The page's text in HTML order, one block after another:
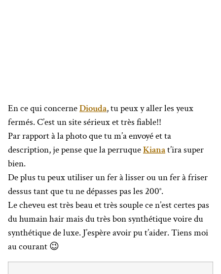
En ce qui concerneDiouda, tu peux y aller les yeux
fermés. C’est un site sérieux et très fiable!!
Par rapport à la photo que tu m’a envoyé et ta
description, je pense que la perruqueKianat’ira super
bien.
De plus tu peux utiliser un fer à lisser ou un fer à friser
dessus tant que tu ne dépasses pas les 200°.
Le cheveu est très beau et très souple ce n’est certes pas
du humain hair mais du très bon synthétique voire du
synthétique de luxe. J’espère avoir pu t’aider. Tiens moi
au courant 😉